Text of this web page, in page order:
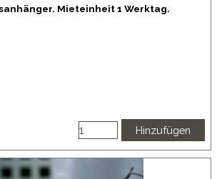
Mieteinheit 1 Werktag.
Hinzufügen